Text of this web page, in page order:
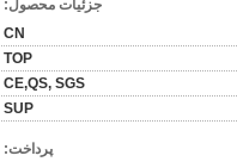
جزئیات محصول:
CN
TOP
CE,QS, SGS
SUP
پرداخت: